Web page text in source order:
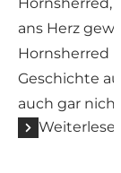
Hornsherred,
ans Herz
Hornsherred
Geschichte
auch gar